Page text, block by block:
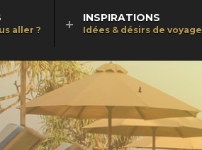
aller ?
INSPIRATIONS
Idées & désirs de voyage